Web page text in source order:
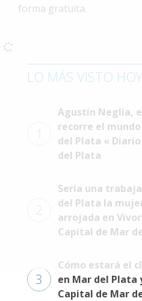
Ciudad
Espectáculos
Fúnebres
forma gratuita.
LO MÁS VISTO HOY
Agustín Neglia,
recorre el
del Plata «
del Plata
Sería una
del Plata la
arrojada en
Capital de Mar
3
Cómo estará el
en Mar del Plata
Capital de Mar